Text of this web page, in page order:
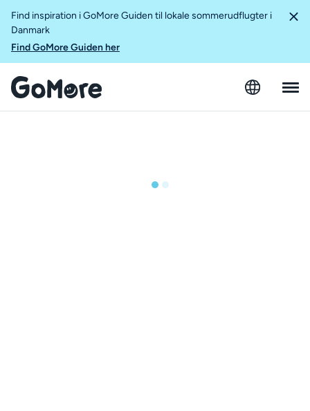
Find inspiration i GoMore Guiden til lokale sommerudflugter i
Danmark
Find GoMore Guiden her